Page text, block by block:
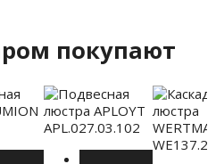
покупают